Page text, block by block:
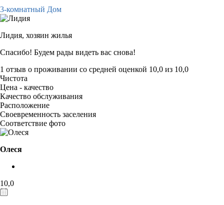
3-комнатный Дом
Лидия, хозяин жилья
Спасибо! Будем рады видеть вас снова!
1 отзыв о проживании со средней оценкой 10,0 из 10,0
Чистота
Цена - качество
Качество обслуживания
Расположение
Своевременность заселения
Соответствие фото
Олеся
10,0